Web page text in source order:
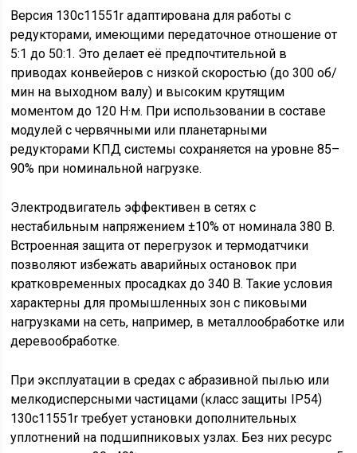
Версия 130c11551r адаптирована для работы с
редукторами, имеющими передаточное отношение от
5:1 до 50:1. Это делает её предпочтительной в
приводах конвейеров с низкой скоростью (до 300 об/
мин на выходном валу) и высоким крутящим
моментом до 120 Н·м. При использовании в составе
модулей с червячными или планетарными
редукторами КПД системы сохраняется на уровне 85–
90% при номинальной нагрузке.
Электродвигатель эффективен в сетях с
нестабильным напряжением ±10% от номинала 380 В.
Встроенная защита от перегрузок и термодатчики
позволяют избежать аварийных остановок при
кратковременных просадках до 340 В. Такие условия
характерны для промышленных зон с пиковыми
нагрузками на сеть, например, в металлообработке или
деревообработке.
При эксплуатации в средах с абразивной пылью или
мелкодисперсными частицами (класс защиты IP54)
130c11551r требует установки дополнительных
уплотнений на подшипниковых узлах. Без них ресурс